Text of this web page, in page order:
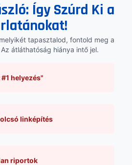
Így Szúrd Ki a
tapasztalod, fontold meg a
átláthatóság hiánya intő jel.
helyezés"
linképítés
riportok